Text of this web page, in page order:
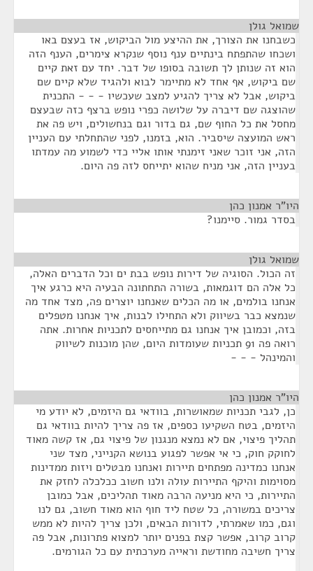
שמואל גולן
כשבחנו את הצורך, את ההיצע מול הביקוש, אז בעצם באו
ושכחו שהתפתח בינתיים ענף נוסף שנקרא צימרים, הענף הזה
הוא זה שנותן לך תשובה בסופו של דבר. יחד עם זאת קיים
שם ביקוש, אף אחד לא מתיימר לבוא ולהגיד שלא קיים שם
ביקוש, אבל לא צריך להגיע למצב שעכשיו - - - התכנית
שהוצגה שם דיברה על שלושה כפרי נופש ברצף כזה שבעצם
מחסל את כל החוף שם, גם בדור וגם בנחשולים, ויש פה את
ראש המועצה שיסביר. הוא, בזמנו, לפני שהתחלתי עם העניין
הזה, אני זוכר שאני זימנתי אותו אליי כדי לשמוע מה עמדתו
בעניין הזה, אני מניח שהוא יתייחס לזה פה היום.
היו"ר אמנון כהן
בסדר גמור. סיימנו?
שמואל גולן
זה הכול. הסוגיה של דירות נופש בבת ים וכל הדברים האלה,
כל אלה הם דוגמאות, בשורה התחתונה הבעיה היא כרגע איך
אנחנו בולמים, או מה הכלים שאנחנו יוצרים פה, מצד אחד מה
שנמצא כבר בשיווק ולא התחילו לבנות, איך אנחנו מטפלים
בזה, וכמובן איך אנחנו גם מתייחסים לתכניות אחרות. אתה
רואה פה 91 תכניות שעומדות היום, שהן מוכנות לשיווק
והמינהל - - -
היו"ר אמנון כהן
כן, לגבי תכניות שמאושרות, בוודאי גם היזמים, לא יודע מי
היזמים, בטח השקיעו כספים, אז פה צריך להיות בוודאי גם
תהליך פיצוי, אם לא נמצא מנגנון של פיצוי גם, אז קשה מאוד
לחוקק חוק, כי אי אפשר לפגוע בנושא הקנייני, מצד שני
אנחנו כמדינה מפתחים תיירות ואנחנו מבטלים ויזות ממדינות
מסוימות והיקף התיירות עולה ולנו חשוב ככלכלה לחזק את
התיירות, כי היא מניעה הרבה מאוד תהליכים, אבל כמובן
צריכים במשורה, כל שטח ליד חוף הוא מאוד חשוב, גם לנו
וגם, כמו שאמרתי, לדורות הבאים, ולכן צריך להיות לא ממש
קרוב קרוב, אפשר קצת בפנים יותר למצוא פתרונות, אבל פה
צריך חשיבה מחודשת וראייה מערכתית עם כל הגורמים.